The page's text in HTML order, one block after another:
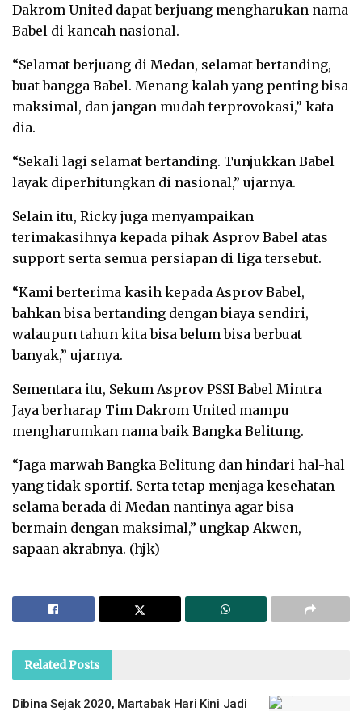
Dakrom United dapat berjuang mengharukan nama
Babel di kancah nasional.
“Selamat berjuang di Medan, selamat bertanding,
buat bangga Babel. Menang kalah yang penting bisa
maksimal, dan jangan mudah terprovokasi,” kata
dia.
“Sekali lagi selamat bertanding. Tunjukkan Babel
layak diperhitungkan di nasional,” ujarnya.
Selain itu, Ricky juga menyampaikan
terimakasihnya kepada pihak Asprov Babel atas
support serta semua persiapan di liga tersebut.
“Kami berterima kasih kepada Asprov Babel,
bahkan bisa bertanding dengan biaya sendiri,
walaupun tahun kita bisa belum bisa berbuat
banyak,” ujarnya.
Sementara itu, Sekum Asprov PSSI Babel Mintra
Jaya berharap Tim Dakrom United mampu
mengharumkan nama baik Bangka Belitung.
“Jaga marwah Bangka Belitung dan hindari hal-hal
yang tidak sportif. Serta tetap menjaga kesehatan
selama berada di Medan nantinya agar bisa
bermain dengan maksimal,” ungkap Akwen,
sapaan akrabnya. (hjk)
RelatedPosts
Dibina Sejak 2020, Martabak Hari Kini Jadi